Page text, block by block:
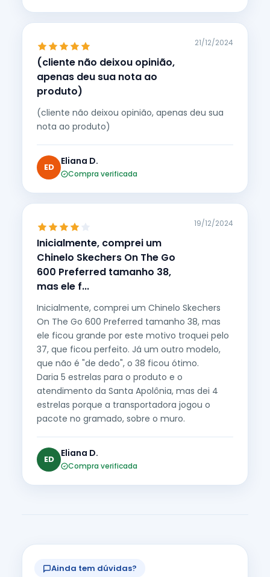
(cliente não deixou opinião,
apenas deu sua nota ao
produto)
21/12/2024
(cliente não deixou opinião, apenas deu sua
nota ao produto)
ED
Eliana D.
Compra verificada
Inicialmente, comprei um
Chinelo Skechers On The Go
600 Preferred tamanho 38,
mas ele f...
19/12/2024
Inicialmente, comprei um Chinelo Skechers
On The Go 600 Preferred tamanho 38, mas
ele ficou grande por este motivo troquei pelo
37, que ficou perfeito. Já um outro modelo,
que não é "de dedo", o 38 ficou ótimo.
Daria 5 estrelas para o produto e o
atendimento da Santa Apolônia, mas dei 4
estrelas porque a transportadora jogou o
pacote no gramado, sobre o muro.
ED
Eliana D.
Compra verificada
Ainda tem dúvidas?